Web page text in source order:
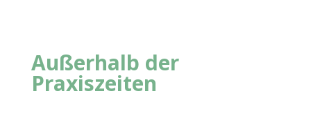
Außerhalb der
Praxiszeiten